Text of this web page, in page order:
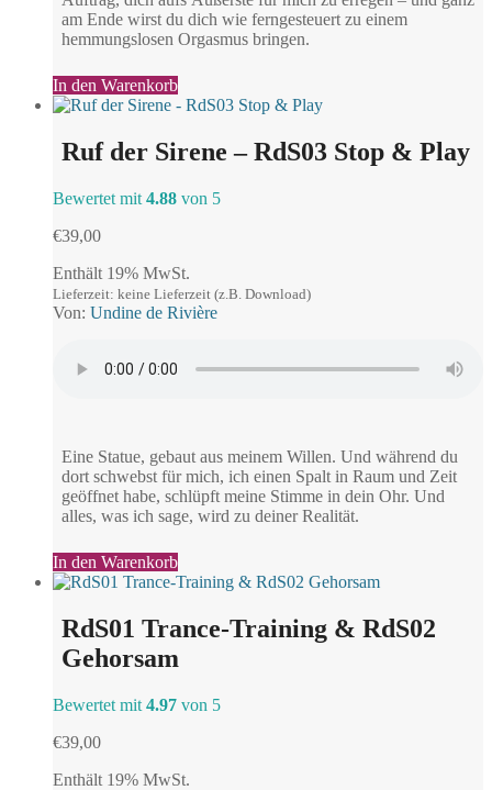
am Ende wirst du dich wie ferngesteuert zu einem
hemmungslosen Orgasmus bringen.
In den Warenkorb
Ruf der Sirene – RdS03 Stop & Play
Bewertet mit 4.88 von 5
€39,00
Enthält 19% MwSt.
Lieferzeit: keine Lieferzeit (z.B. Download)
Von: Undine de Rivière
Eine Statue, gebaut aus meinem Willen. Und während du
dort schwebst für mich, ich einen Spalt in Raum und Zeit
geöffnet habe, schlüpft meine Stimme in dein Ohr. Und
alles, was ich sage, wird zu deiner Realität.
In den Warenkorb
RdS01 Trance-Training & RdS02
Gehorsam
Bewertet mit 4.97 von 5
€39,00
Enthält 19% MwSt.